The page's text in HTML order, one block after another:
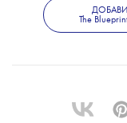
во Флориде —
за 45 млнThe